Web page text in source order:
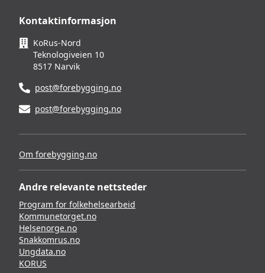
Kontaktinformasjon
KoRus-Nord
Teknologiveien 10
8517 Narvik
post@forebygging.no
post@forebygging.no
Om forebygging.no
Andre relevante nettsteder
Program for folkehelsearbeid
Kommunetorget.no
Helsenorge.no
Snakkomrus.no
Ungdata.no
KORUS